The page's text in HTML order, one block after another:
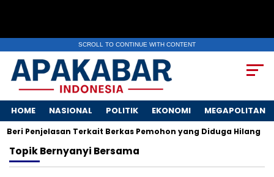
SCROLL TO CONTINUE WITH CONTENT
HOME NASIONAL POLITIK EKONOMI MEGAPOLITAN
Penjelasan Terkait Berkas Pemohon yang Diduga Hilang
TopikBernyanyi Bersama